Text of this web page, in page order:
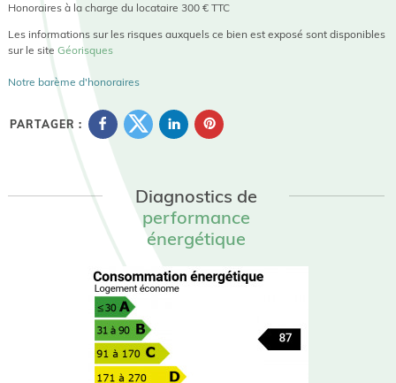
Honoraires à la charge du locataire 300 € TTC
Les informations sur les risques auxquels ce bien est exposé sont disponibles
sur le site Géorisques
Notre barème d'honoraires
PARTAGER :
Diagnostics de
performance
énergétique